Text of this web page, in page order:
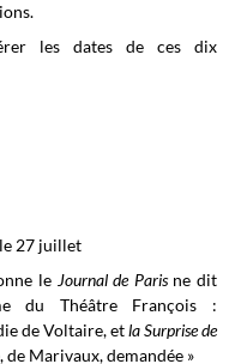
les dates de ces dix
27 juillet
le Journal de Parisne dit
du Théâtre François :
de Voltaire, etla Surprise de
de Marivaux, demandée »